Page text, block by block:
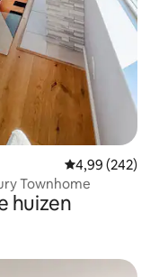
Gemiddelde
4,99 (242)
Townhome
huizen